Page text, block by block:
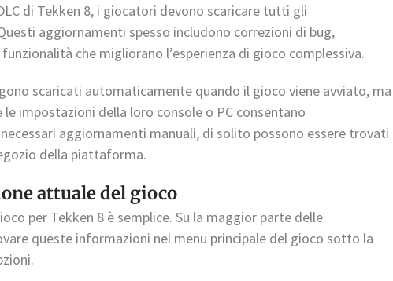
di Tekken 8, i giocatori devono scaricare tutti gli
aggiornamenti spesso includono correzioni di bug,
che migliorano l’esperienza di gioco complessiva.
scaricati automaticamente quando il gioco viene avviato, ma
impostazioni della loro console o PC consentano
aggiornamenti manuali, di solito possono essere trovati
della piattaforma.
attuale del gioco
per Tekken 8 è semplice. Su la maggior parte delle
queste informazioni nel menu principale del gioco sotto la